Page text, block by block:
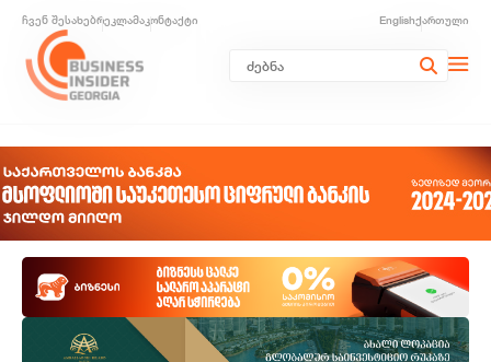
ჩვენ შესახებრეკლამაკონტაქტი Englishქართული